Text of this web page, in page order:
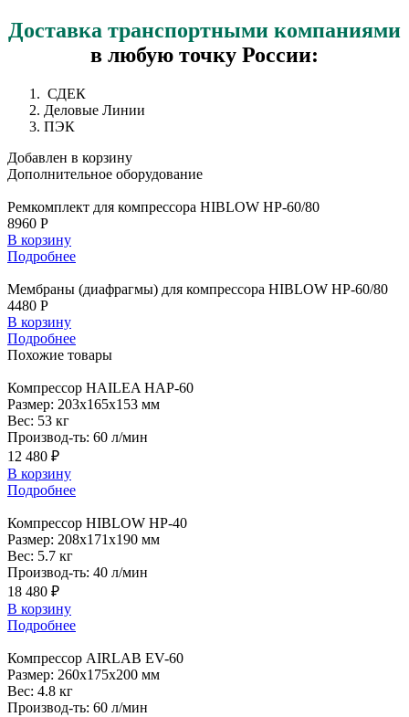
Доставка транспортными компаниями
в любую точку России:
СДЕК
Деловые Линии
ПЭК
Добавлен в корзину
Дополнительное оборудование
Ремкомплект для компрессора HIBLOW HP-60/80
8960 Р
В корзину
Подробнее
Мембраны (диафрагмы) для компрессора HIBLOW HP-60/80
4480 Р
В корзину
Подробнее
Похожие товары
Компрессор HAILEA HAP-60
Размер: 203x165x153 мм
Вес: 53 кг
Производ-ть: 60 л/мин
12 480 ₽
В корзину
Подробнее
Компрессор HIBLOW HP-40
Размер: 208x171x190 мм
Вес: 5.7 кг
Производ-ть: 40 л/мин
18 480 ₽
В корзину
Подробнее
Компрессор AIRLAB EV-60
Размер: 260x175x200 мм
Вес: 4.8 кг
Производ-ть: 60 л/мин